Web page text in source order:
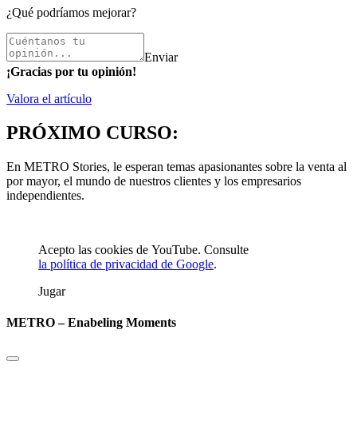
¿Qué podríamos mejorar?
Enviar
¡Gracias por tu opinión!
Valora el artículo
PRÓXIMO CURSO:
En METRO Stories, le esperan temas apasionantes sobre la venta al
por mayor, el mundo de nuestros clientes y los empresarios
independientes.
Acepto las cookies de YouTube. Consulte
la política de privacidad de Google.
Jugar
METRO – Enabeling Moments